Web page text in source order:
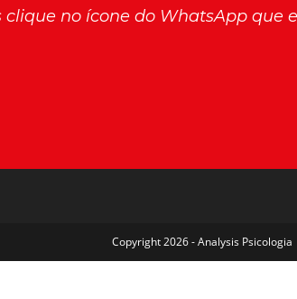
no ícone do WhatsApp que
Copyright 2026 - Analysis Psicologia